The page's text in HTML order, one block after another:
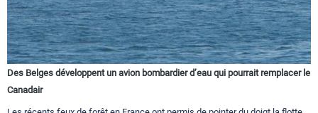
Des Belges développent un avion bombardier d’eau qui pourrait remplacer le
Canadair